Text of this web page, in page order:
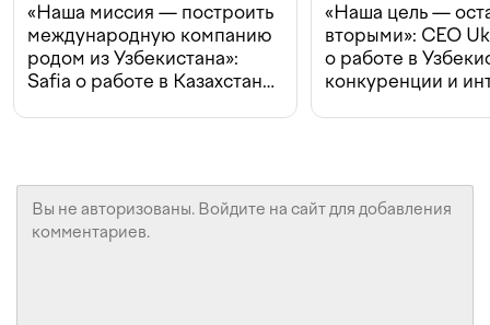
«Наша миссия — построить
международную компанию
родом из Узбекистана»:
Safia о работе в Казахстане,
«Наша цель —
вторыми»: CEO
о работе в
конкуренции и